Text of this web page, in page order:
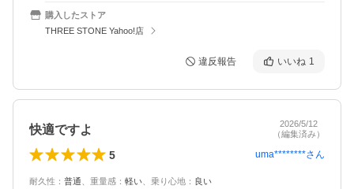
購入したストア
THREE STONE Yahoo!店
違反報告 いいね 1
快適ですよ
2026/5/12
（編集済み）
5 uma********さん
耐久性 ： 普通 重量感 ： 軽い 乗り心地 ： 良い